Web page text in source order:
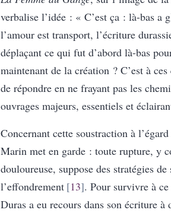
verbalise l’idée : « C’est ça : là-bas a
l’amour est transport, l’écriture
déplaçant ce qui fut d’abord là-bas
maintenant de la création ? C’est à
de répondre en ne frayant pas les
ouvrages majeurs, essentiels et
Concernant cette soustraction à
Marin met en garde : toute rupture, y
douloureuse, suppose des stratégies
l’effondrement 13 . Pour survivre à
Duras a eu recours dans son écriture à